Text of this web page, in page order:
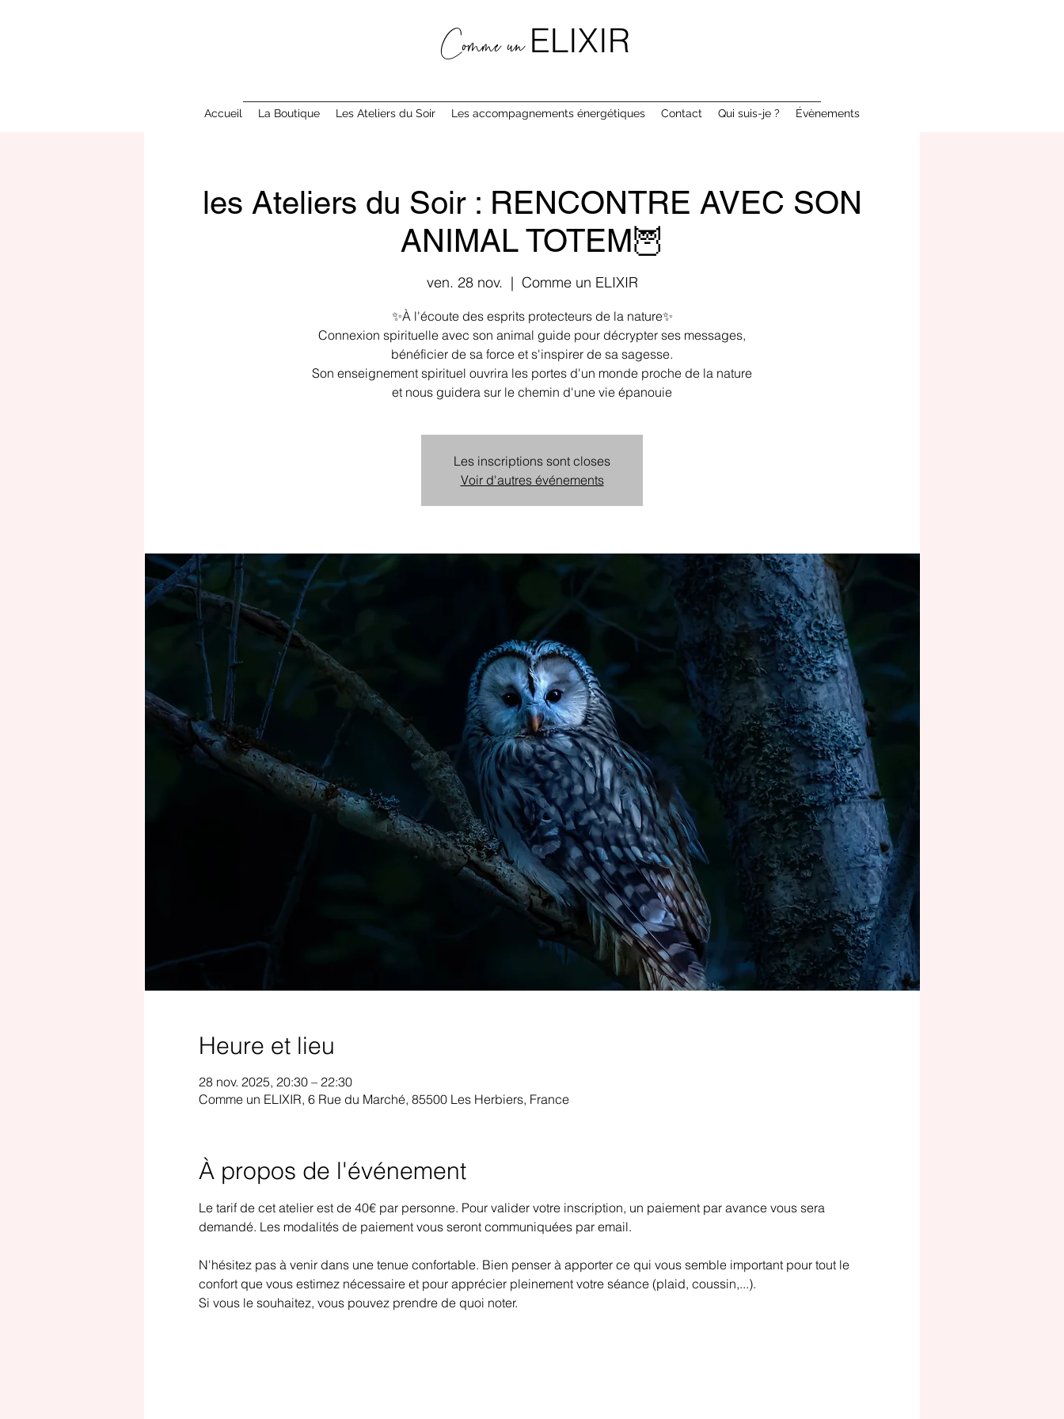
Comme unELIXIR
Accueil La Boutique Les Ateliers du Soir Les accompagnements énergétiques Contact Qui suis-je ? Évènements
les Ateliers du Soir : RENCONTRE AVEC SON
ANIMAL TOTEM🦉
ven. 28 nov.
  |
Comme un ELIXIR
✨À l'écoute des esprits protecteurs de la nature✨
Connexion spirituelle avec son animal guide pour décrypter ses messages,
bénéficier de sa force et s'inspirer de sa sagesse.
Son enseignement spirituel ouvrira les portes d'un monde proche de la nature
et nous guidera sur le chemin d'une vie épanouie
Les inscriptions sont closes
Voir d'autres événements
Heure et lieu
28 nov. 2025, 20:30 – 22:30
Comme un ELIXIR, 6 Rue du Marché, 85500 Les Herbiers, France
À propos de l'événement
Le tarif de cet atelier est de 40€ par personne. Pour valider votre inscription, un paiement par avance vous sera
demandé. Les modalités de paiement vous seront communiquées par email.
N'hésitez pas à venir dans une tenue confortable. Bien penser à apporter ce qui vous semble important pour tout le
confort que vous estimez nécessaire et pour apprécier pleinement votre séance (plaid, coussin,...).
Si vous le souhaitez, vous pouvez prendre de quoi noter.